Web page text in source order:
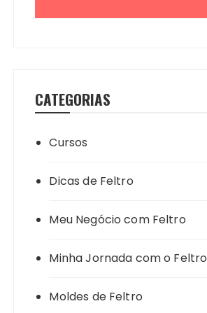
CATEGORIAS
Cursos
Dicas de Feltro
Meu Negócio com Feltro
Minha Jornada com o Feltro
Moldes de Feltro